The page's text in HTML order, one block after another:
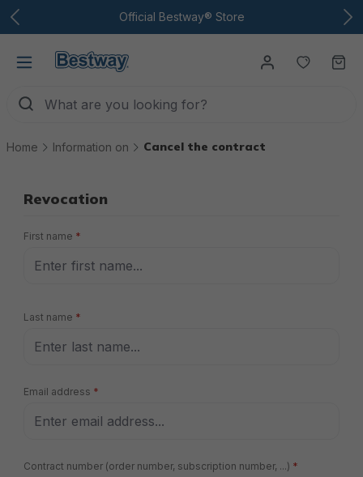
To the main contentOfficial Bestway® Store
You
Home Information on Cancel the contract
Revocation
First name *
Last name *
Email address *
Contract number (order number, subscription number, ...) *